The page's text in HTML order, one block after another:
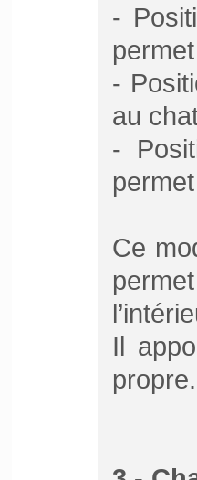
-
-
au
-
Ce
Il
propre.